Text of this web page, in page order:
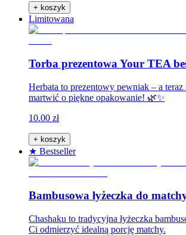
+ koszyk
Limitowana
Torba prezentowa Your TEA
Herbata to prezentowy pewniak – a teraz
martwić o piękne opakowanie! 🌿✨
10.00 zł
+ koszyk
★ Bestseller
Bambusowa łyżeczka do
Chashaku to tradycyjna łyżeczka
Ci odmierzyć idealną porcję matchy.